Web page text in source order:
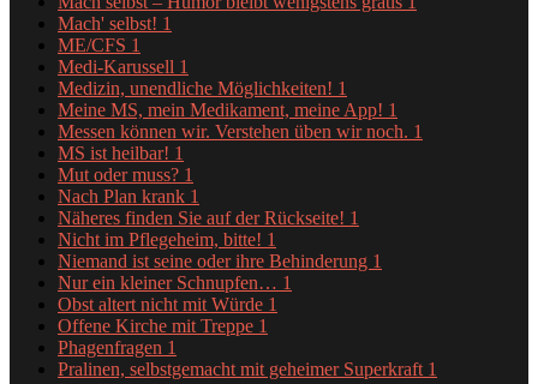
Mach' selbst! 1
ME/CFS 1
Medi-Karussell 1
Medizin, unendliche Möglichkeiten! 1
Meine MS, mein Medikament, meine App! 1
Messen können wir. Verstehen üben wir noch. 1
MS ist heilbar! 1
Mut oder muss? 1
Nach Plan krank 1
Näheres finden Sie auf der Rückseite! 1
Nicht im Pflegeheim, bitte! 1
Niemand ist seine oder ihre Behinderung 1
Nur ein kleiner Schnupfen… 1
Obst altert nicht mit Würde 1
Offene Kirche mit Treppe 1
Phagenfragen 1
Pralinen, selbstgemacht mit geheimer Superkraft 1